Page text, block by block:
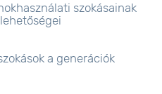
szokásainak
a generációk